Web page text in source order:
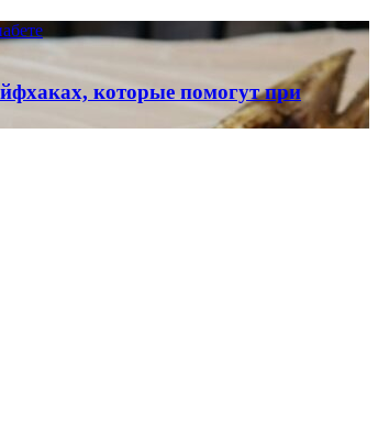
которые помогут при